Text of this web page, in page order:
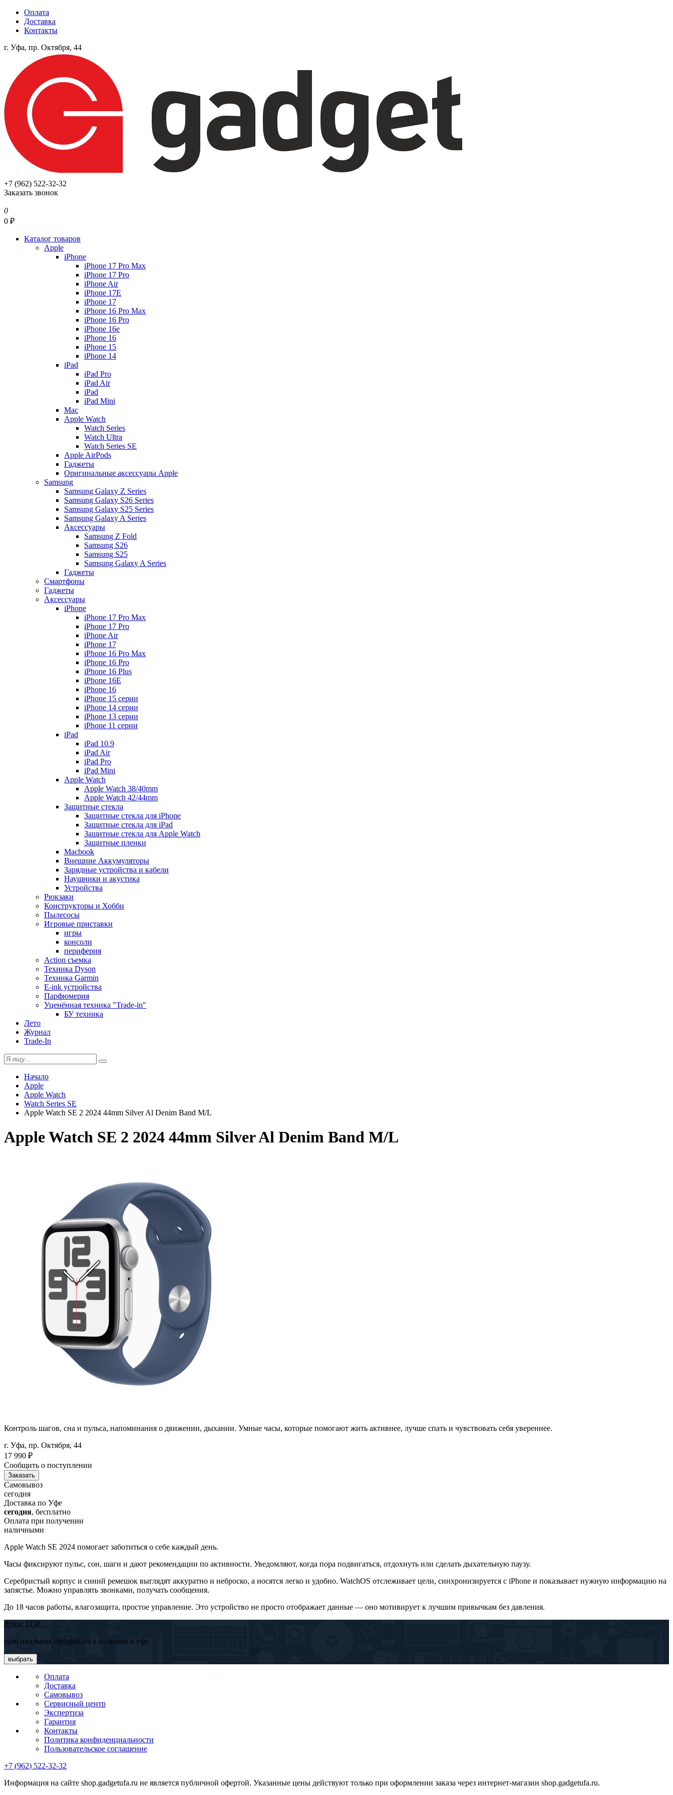
Оплата
Доставка
Контакты
г. Уфа, пр. Октября, 44
+7 (962) 522-32-32
Заказать звонок
0
0 ₽
Каталог товаров
Apple
iPhone
iPhone 17 Pro Max
iPhone 17 Pro
iPhone Air
iPhone 17E
iPhone 17
iPhone 16 Pro Max
iPhone 16 Pro
iPhone 16e
iPhone 16
iPhone 15
iPhone 14
iPad
iPad Pro
iPad Air
iPad
iPad Mini
Mac
Apple Watch
Watch Series
Watch Ultra
Watch Series SE
Apple AirPods
Гаджеты
Оригинальные аксессуары Apple
Samsung
Samsung Galaxy Z Series
Samsung Galaxy S26 Series
Samsung Galaxy S25 Series
Samsung Galaxy A Series
Аксессуары
Samsung Z Fold
Samsung S26
Samsung S25
Samsung Galaxy A Series
Гаджеты
Смартфоны
Гаджеты
Аксессуары
iPhone
iPhone 17 Pro Max
iPhone 17 Pro
iPhone Air
iPhone 17
iPhone 16 Pro Max
iPhone 16 Pro
iPhone 16 Plus
iPhone 16E
iPhone 16
iPhone 15 серии
iPhone 14 серии
iPhone 13 серии
iPhone 11 серии
iPad
iPad 10.9
iPad Air
iPad Pro
iPad Mini
Apple Watch
Apple Watch 38/40mm
Apple Watch 42/44mm
Защитные стекла
Защитные стекла для iPhone
Защитные стекла для iPad
Защитные стекла для Apple Watch
Защитные пленки
Macbook
Внешние Аккумуляторы
Зарядные устройства и кабели
Наушники и акустика
Устройства
Рюкзаки
Конструкторы и Хобби
Пылесосы
Игровые приставки
игры
консоли
периферия
Action съемка
Техника Dyson
Техника Garmin
E-ink устройства
Парфюмерия
Уценённая техника "Trade-in"
БУ техника
Лето
Журнал
Trade-In
Начало
Apple
Apple Watch
Watch Series SE
Apple Watch SE 2 2024 44mm Silver Al Denim Band M/L
Apple Watch SE 2 2024 44mm Silver Al Denim Band M/L
Контроль шагов, сна и пульса, напоминания о движении, дыхании. Умные часы, которые помогают жить активнее, лучше спать и чувствовать себя увереннее.
г. Уфа, пр. Октября, 44
17 990 ₽
Сообщить о поступлении
Заказать
Самовывоз
сегодня
Доставка по Уфе
сегодня, бесплатно
Оплата при получении
наличными
Apple Watch SE 2024 помогает заботиться о себе каждый день.
Часы фиксируют пульс, сон, шаги и дают рекомендации по активности. Уведомляют, когда пора подвигаться, отдохнуть или сделать дыхательную паузу.
Серебристый корпус и синий ремешок выглядят аккуратно и неброско, а носятся легко и удобно. WatchOS отслеживает цели, синхронизируется с iPhone и показывает нужную информацию на
запястье. Можно управлять звонками, получать сообщения.
До 18 часов работы, влагозащита, простое управление. Это устройство не просто отображает данные — оно мотивирует к лучшим привычкам без давления.
dyson TOP
оригинальная продукция в наличии в уфе
выбрать
Оплата
Доставка
Самовывоз
Сервисный центр
Экспертиза
Гарантия
Контакты
Политика конфиденциальности
Пользовательское соглашение
+7 (962) 522-32-32
Информация на сайте shop.gadgetufa.ru не является публичной офертой. Указанные цены действуют только при оформлении заказа через интернет-магазин shop.gadgetufa.ru.